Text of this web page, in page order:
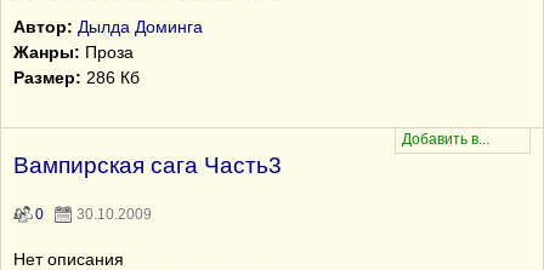
Автор: Дылда Доминга
Жанры: Проза
Размер: 286 Кб
Вампирская сага Часть3
0 30.10.2009
Нет описания